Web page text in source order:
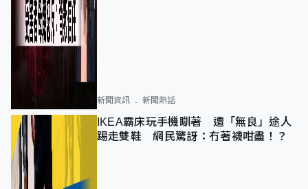
新聞資訊 新聞熱話
IKEA霸床玩手機瞓著 遭「無良」途人
踢走雙鞋 網民驚訝：冇著襪咁盡！？